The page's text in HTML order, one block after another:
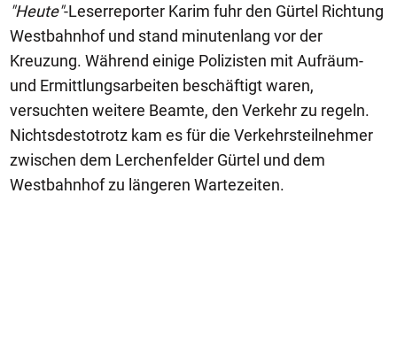
"Heute"-Leserreporter Karim fuhr den Gürtel Richtung
Westbahnhof und stand minutenlang vor der
Kreuzung. Während einige Polizisten mit Aufräum-
und Ermittlungsarbeiten beschäftigt waren,
versuchten weitere Beamte, den Verkehr zu regeln.
Nichtsdestotrotz kam es für die Verkehrsteilnehmer
zwischen dem Lerchenfelder Gürtel und dem
Westbahnhof zu längeren Wartezeiten.